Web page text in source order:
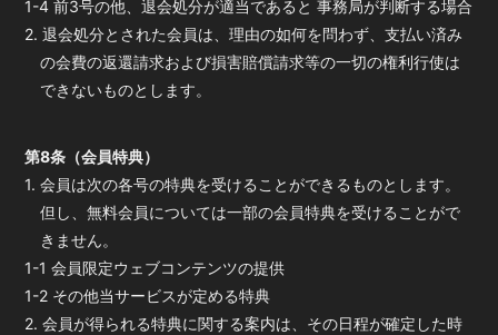
1-4 前3号の他、退会処分が適当であると 事務局が判断する場合
2. 退会処分とされた会員は、理由の如何を問わず、支払い済み
の会費の返還請求および損害賠償請求等の一切の権利行使は
できないものとします。
第8条（会員特典）
1. 会員は次の各号の特典を受けることができるものとします。
但し、無料会員については一部の会員特典を受けることがで
きません。
1-1 会員限定ウェブコンテンツの提供
1-2 その他当サービスが定める特典
2. 会員が得られる特典に関する案内は、その日程が確定した時